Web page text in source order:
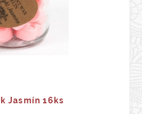
Jasmín 16ks